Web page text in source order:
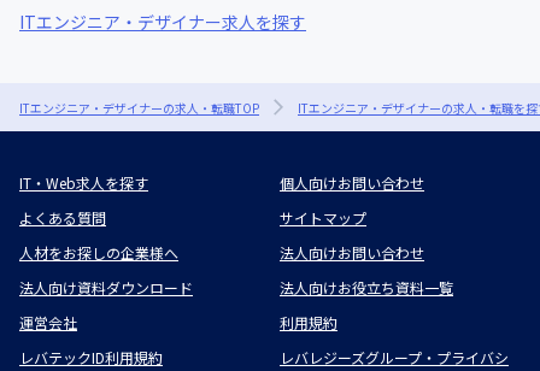
ITエンジニア・デザイナー求人を探す
ITエンジニア・デザイナーの求人・転職TOP ITエンジニア・デザイナーの求人・転職を
IT・Web求人を探す
個人向けお問い合わせ
よくある質問
サイトマップ
人材をお探しの企業様へ
法人向けお問い合わせ
法人向け資料ダウンロード
法人向けお役立ち資料一覧
運営会社
利用規約
レバテックID利用規約
レバレジーズグループ・プライバシ